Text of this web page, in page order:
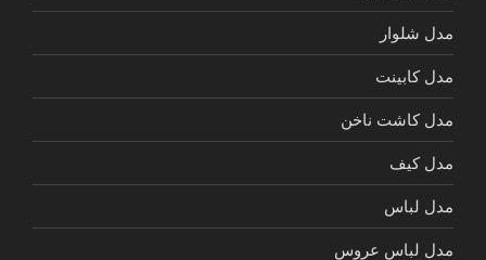
مدل شلوار
مدل کابینت
مدل کاشت ناخن
مدل کیف
مدل لباس
مدل لباس عروس